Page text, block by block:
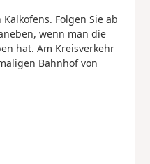
Folgen Sie ab
wenn man die
hat. Am Kreisverkehr
Bahnhof von